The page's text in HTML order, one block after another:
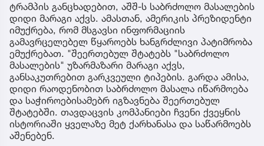
ტრამპის განცხადებით, აშშ-ს საბრძოლო მასალების
დიდი მარაგი აქვს. ამასთან, ამერიკის პრეზიდენტი
იმუქრება, რომ მსგავსი ინფორმაციის
გამავრცელებელ წყაროებს ხანგრძლივი პატიმრობა
ემუქრებათ. "შეერთებულ შტატებს "საბრძოლო
მასალების" უზარმაზარი მარაგი აქვს,
განსაკუთრებით გარკვეული ტიპების. გარდა ამისა,
დიდი რაოდენობით საბრძოლო მასალა იწარმოება
და საჭიროებისამებრ იგზავნება შეერთებულ
შტატებში. თავდაცვის კომპანიები ჩვენი ქვეყნის
ისტორიაში ყველაზე მეტ ქარხანასა და საწარმოებს
აშენებენ.